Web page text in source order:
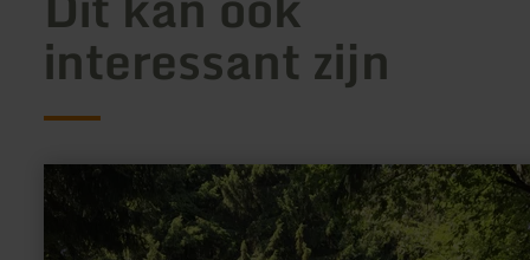
interessant zijn
informatie
over:
HeimatSpur
Afelskreuzrunde